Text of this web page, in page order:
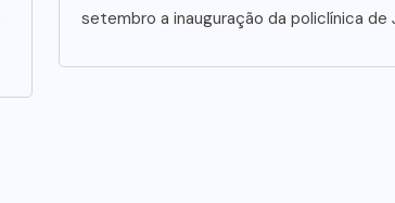
setembro a inauguração da policlínica de